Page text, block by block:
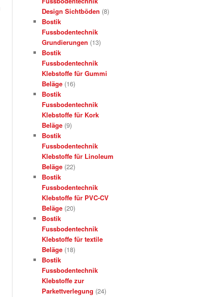
Design Sichtböden (8)
Bostik
Fussbodentechnik
Grundierungen (13)
Bostik
Fussbodentechnik
Klebstoffe für Gummi
Beläge (16)
Bostik
Fussbodentechnik
Klebstoffe für Kork
Beläge (9)
Bostik
Fussbodentechnik
Klebstoffe für Linoleum
Beläge (22)
Bostik
Fussbodentechnik
Klebstoffe für PVC-CV
Beläge (20)
Bostik
Fussbodentechnik
Klebstoffe für textile
Beläge (18)
Bostik
Fussbodentechnik
Klebstoffe zur
Parkettverlegung (24)